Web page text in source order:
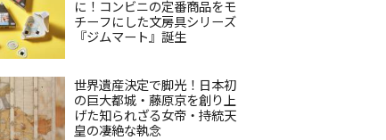
に！コンビニの定番商品をモ
チーフにした文房具シリーズ
『ジムマート』誕生
世界遺産決定で脚光！日本初
の巨大都城・藤原京を創り上
げた知られざる女帝・持統天
皇の凄絶な執念